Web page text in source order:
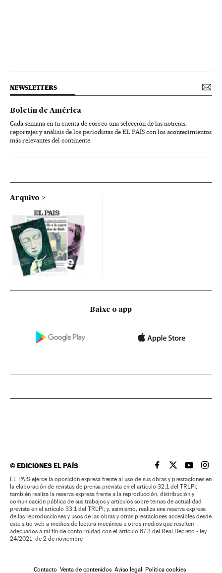
NEWSLETTERS
Boletín de América
Cada semana en tu cuenta de correo una selección de las noticias,
reportajes y análisis de los periodistas de EL PAÍS con los acontecimientos
más relevantes del continente.
Arquivo
Baixe o app
©EDICIONES EL PAÍS EL PAÍS BRASIL EN
EL PAÍSEL PAÍS
EL
EL PAÍS ejerce la oposición expresa frente al uso de sus obras y prestaciones en
la elaboración de revistas de prensa prevista en el artículo 32.1 del TRLPI;
también realiza la reserva expresa frente a la reproducción, distribución y
comunicación pública de sus trabajos y artículos sobre temas de actualidad
prevista en el artículo 33.1 del TRLPI; y, asimismo, realiza una reserva expresa
de las reproducciones y usos de las obras y otras prestaciones accesibles desde
este sitio web a medios de lectura mecánica u otros medios que resulten
adecuados a tal fin de conformidad con el artículo 67.3 del Real Decreto - ley
24/2021, de 2 de noviembre
Contacto Venta de contenidos Aviso legal Política cookies